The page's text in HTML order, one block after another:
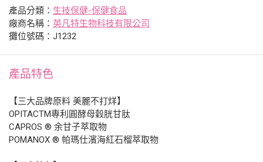
產品分類： 生技保健-保健食品
廠商名稱： 英凡特生物科技有限公司
攤位號碼：J1232
產品特色
【三大品牌原料 美麗不打烊】
OPITACTM專利圓酵母穀胱甘肽
CAPROS ® 余甘子萃取物
POMANOX ® 帕瑪仕濱海紅石榴萃取物